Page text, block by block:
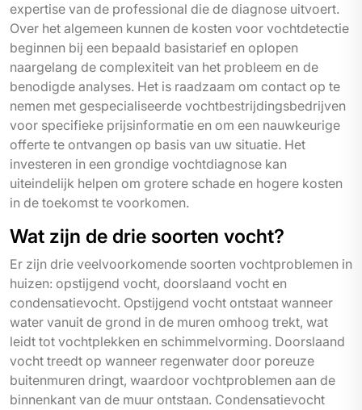
expertise van de professional die de diagnose uitvoert.
Over het algemeen kunnen de kosten voor vochtdetectie
beginnen bij een bepaald basistarief en oplopen
naargelang de complexiteit van het probleem en de
benodigde analyses. Het is raadzaam om contact op te
nemen met gespecialiseerde vochtbestrijdingsbedrijven
voor specifieke prijsinformatie en om een nauwkeurige
offerte te ontvangen op basis van uw situatie. Het
investeren in een grondige vochtdiagnose kan
uiteindelijk helpen om grotere schade en hogere kosten
in de toekomst te voorkomen.
Wat zijn de drie soorten vocht?
Er zijn drie veelvoorkomende soorten vochtproblemen in
huizen: opstijgend vocht, doorslaand vocht en
condensatievocht. Opstijgend vocht ontstaat wanneer
water vanuit de grond in de muren omhoog trekt, wat
leidt tot vochtplekken en schimmelvorming. Doorslaand
vocht treedt op wanneer regenwater door poreuze
buitenmuren dringt, waardoor vochtproblemen aan de
binnenkant van de muur ontstaan. Condensatievocht